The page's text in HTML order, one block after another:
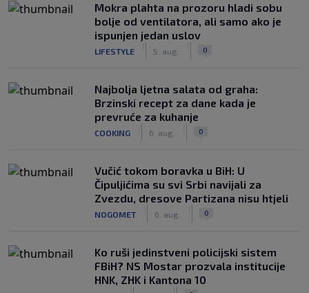
Mokra plahta na prozoru hladi sobu
bolje od ventilatora, ali samo ako je
ispunjen jedan uslov
LIFESTYLE 5. aug. 0
Najbolja ljetna salata od graha:
Brzinski recept za dane kada je
prevruće za kuhanje
COOKING 6. aug. 0
Vučić tokom boravka u BiH: U
Čipuljićima su svi Srbi navijali za
Zvezdu, dresove Partizana nisu htjeli
NOGOMET 6. aug. 0
Ko ruši jedinstveni policijski sistem
FBiH? NS Mostar prozvala institucije
HNK, ZHK i Kantona 10